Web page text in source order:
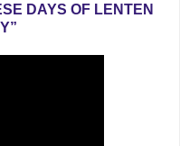
DAYS OF LENTEN
”